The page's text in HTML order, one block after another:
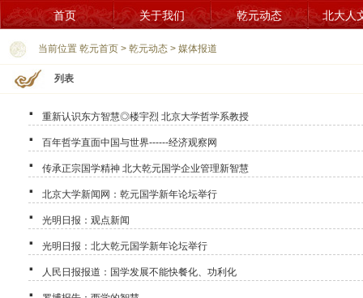
首页 关于我们 乾元动态 北大人
当前位置 乾元首页 > 乾元动态 > 媒体报道
列表
· 重新认识东方智慧◎楼宇烈 北京大学哲学系教授
· 百年哲学直面中国与世界------经济观察网
· 传承正宗国学精神 北大乾元国学企业管理新智慧
· 北京大学新闻网：乾元国学新年论坛举行
· 光明日报：观点新闻
· 光明日报：北大乾元国学新年论坛举行
· 人民日报报道：国学发展不能快餐化、功利化